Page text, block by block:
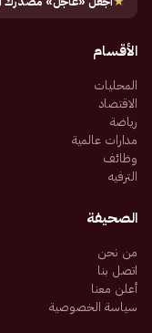
الأقسام
المحليات
الاقتصاد
رياضة
مدارات عالمية
وظائف
الترفيه
الصحيفة
من نحن
اتصل بنا
أعلن معنا
سياسة الخصوصية